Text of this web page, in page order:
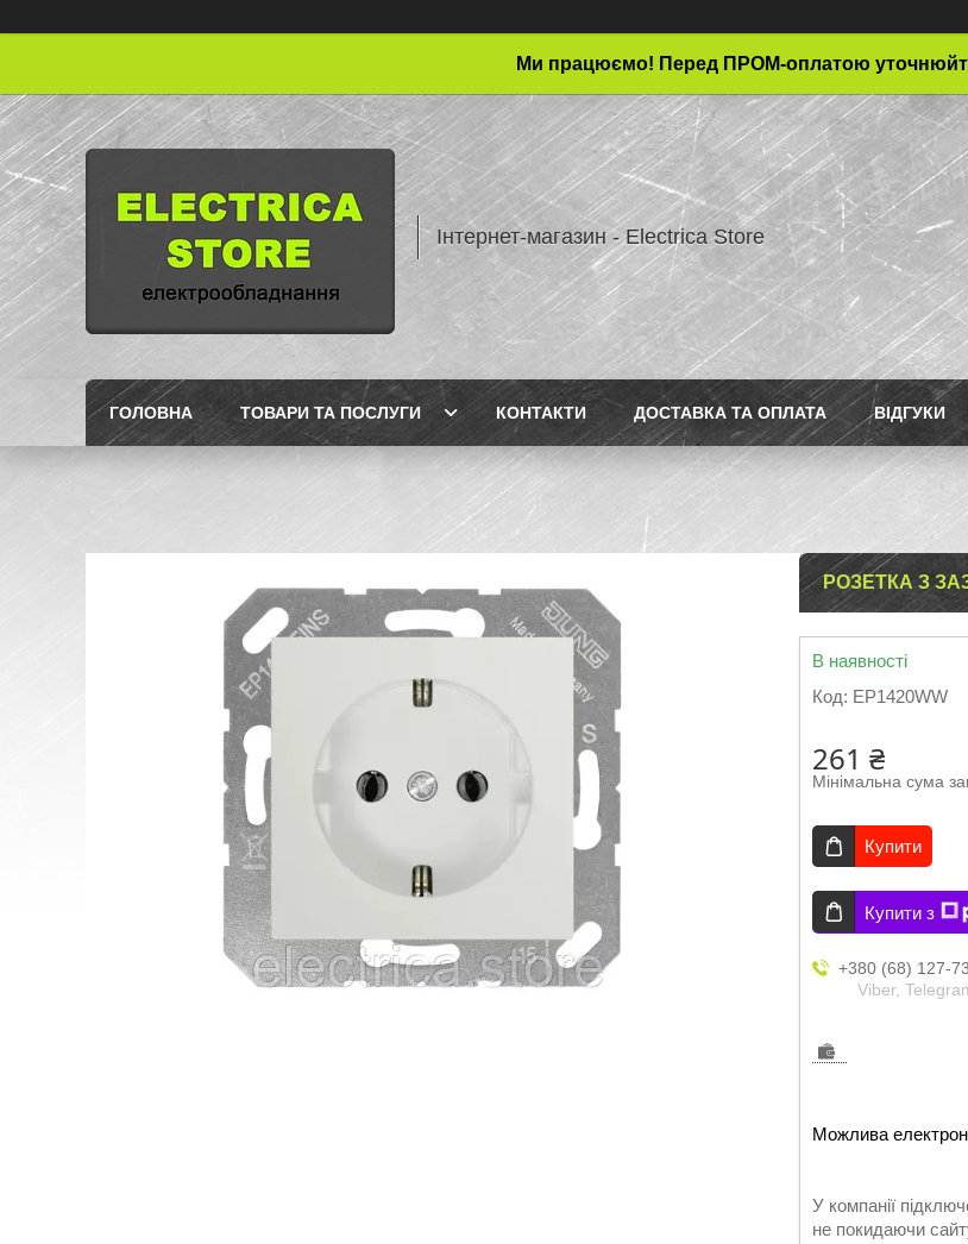
Ми працюємо! Перед ПРОМ-оплатою
Інтернет-магазин - Electrica Store
ГОЛОВНА ТОВАРИ ТА ПОСЛУГИ КОНТАКТИ ДОСТАВКА ТА ОПЛАТА ВІДГУКИ
РОЗЕТКА З
В наявності
Код: EP1420WW
261 ₴
Мінімальна сума
Купити
Купити з
+380 (68) 127-
Viber,
У компанії
не покидаючи